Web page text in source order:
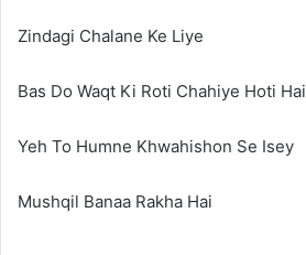
Zindagi Chalane Ke Liye
Bas Do Waqt Ki Roti Chahiye Hoti Hai
Yeh To Humne Khwahishon Se Isey
Mushqil Banaa Rakha Hai